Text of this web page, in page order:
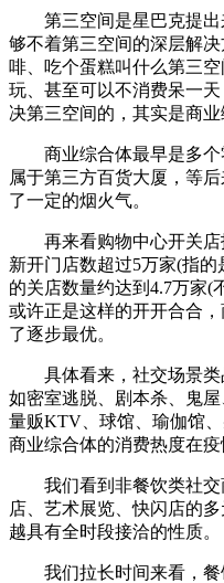
第三空间是星巴克提
够不着第三空间的深层解
啡、吃个蛋糕叫什么第三
玩、甚至可以不消费呆一
决第三空间的，其实是商业
商业综合体最早是多
属于第三方百货大厦，等
了一定的烟火气。
再来看购物中心开关
新开门店数超过5万家(指
的关店数量约达到4.7万家(
或许正是这样的开开合合
了逐步最优。
具体看来，社交场景
如密室逃脱、剧本杀、鬼
量贩KTV、球馆、瑜伽馆
商业综合体的消费热度在疫
我们看到非餐饮类社
店、艺术展览、快闪店的
越具有全时段接洽的性质。
我们拉长时间来看，